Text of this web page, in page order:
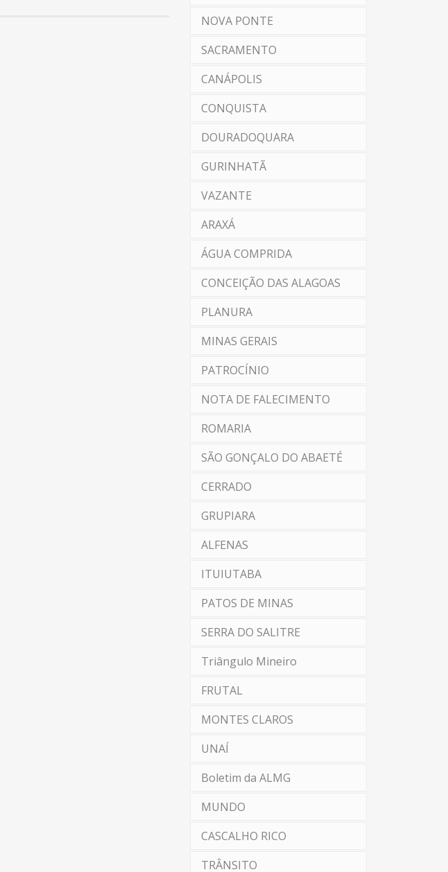
NOVA PONTE
SACRAMENTO
CANÁPOLIS
CONQUISTA
DOURADOQUARA
GURINHATÃ
VAZANTE
ARAXÁ
ÁGUA COMPRIDA
CONCEIÇÃO DAS ALAGOAS
PLANURA
MINAS GERAIS
PATROCÍNIO
NOTA DE FALECIMENTO
ROMARIA
SÃO GONÇALO DO ABAETÉ
CERRADO
GRUPIARA
ALFENAS
ITUIUTABA
PATOS DE MINAS
SERRA DO SALITRE
Triângulo Mineiro
FRUTAL
MONTES CLAROS
UNAÍ
Boletim da ALMG
MUNDO
CASCALHO RICO
TRÂNSITO